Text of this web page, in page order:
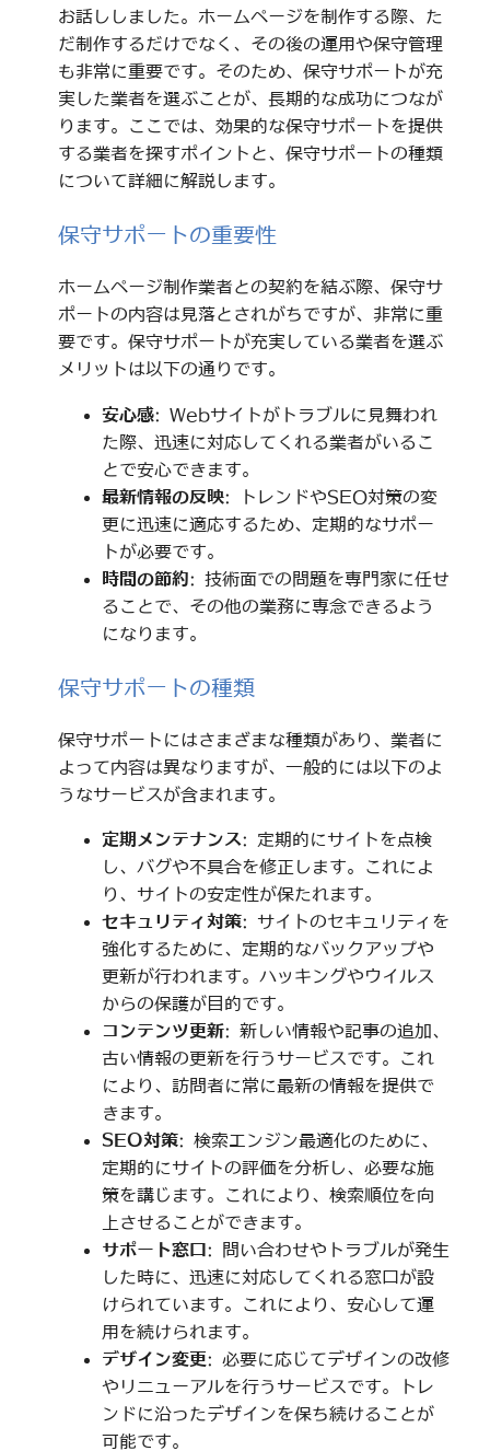
お話ししました。ホームページを制作する際、た
だ制作するだけでなく、その後の運用や保守管理
も非常に重要です。そのため、保守サポートが充
実した業者を選ぶことが、長期的な成功につなが
ります。ここでは、効果的な保守サポートを提供
する業者を探すポイントと、保守サポートの種類
について詳細に解説します。
保守サポートの重要性
ホームページ制作業者との契約を結ぶ際、保守サ
ポートの内容は見落とされがちですが、非常に重
要です。保守サポートが充実している業者を選ぶ
メリットは以下の通りです。
安心感: Webサイトがトラブルに見舞われ
た際、迅速に対応してくれる業者がいるこ
とで安心できます。
最新情報の反映: トレンドやSEO対策の変
更に迅速に適応するため、定期的なサポー
トが必要です。
時間の節約: 技術面での問題を専門家に任せ
ることで、その他の業務に専念できるよう
になります。
保守サポートの種類
保守サポートにはさまざまな種類があり、業者に
よって内容は異なりますが、一般的には以下のよ
うなサービスが含まれます。
定期メンテナンス: 定期的にサイトを点検
し、バグや不具合を修正します。これによ
り、サイトの安定性が保たれます。
セキュリティ対策: サイトのセキュリティを
強化するために、定期的なバックアップや
更新が行われます。ハッキングやウイルス
からの保護が目的です。
コンテンツ更新: 新しい情報や記事の追加、
古い情報の更新を行うサービスです。これ
により、訪問者に常に最新の情報を提供で
きます。
SEO対策: 検索エンジン最適化のために、
定期的にサイトの評価を分析し、必要な施
策を講じます。これにより、検索順位を向
上させることができます。
サポート窓口 : 問い合わせやトラブルが発生
した時に、迅速に対応してくれる窓口が設
けられています。これにより、安心して運
用を続けられます。
デザイン変更: 必要に応じてデザインの改修
やリニューアルを行うサービスです。トレ
ンドに沿ったデザインを保ち続けることが
可能です。